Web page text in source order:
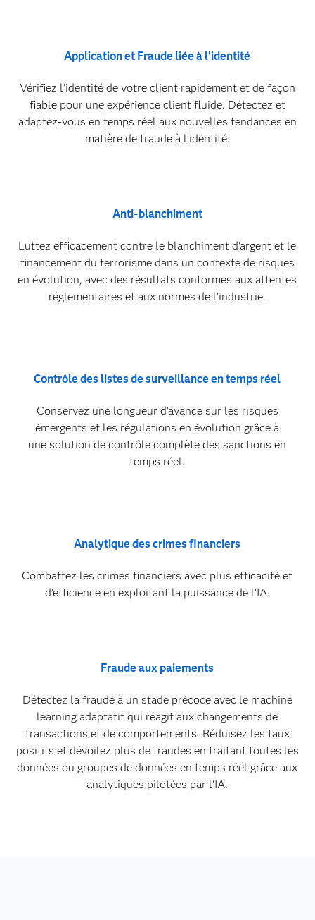
Application et Fraude liée à l'identité
Vérifiez l'identité de votre client rapidement et de façon
fiable pour une expérience client fluide. Détectez et
adaptez-vous en temps réel aux nouvelles tendances en
matière de fraude à l'identité.
Anti-blanchiment
Luttez efficacement contre le blanchiment d'argent et le
financement du terrorisme dans un contexte de risques
en évolution, avec des résultats conformes aux attentes
réglementaires et aux normes de l'industrie.
Contrôle des listes de surveillance en temps réel
Conservez une longueur d'avance sur les risques
émergents et les régulations en évolution grâce à
une solution de contrôle complète des sanctions en
temps réel.
Analytique des crimes financiers
Combattez les crimes financiers avec plus efficacité et
d'efficience en exploitant la puissance de l'IA.
Fraude aux paiements
Détectez la fraude à un stade précoce avec le machine
learning adaptatif qui réagit aux changements de
transactions et de comportements. Réduisez les faux
positifs et dévoilez plus de fraudes en traitant toutes les
données ou groupes de données en temps réel grâce aux
analytiques pilotées par l'IA.